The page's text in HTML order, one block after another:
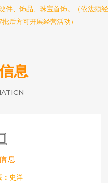
件、饰品、珠宝首饰。（依法须经
后方可开展经营活动）
息
息
史洋